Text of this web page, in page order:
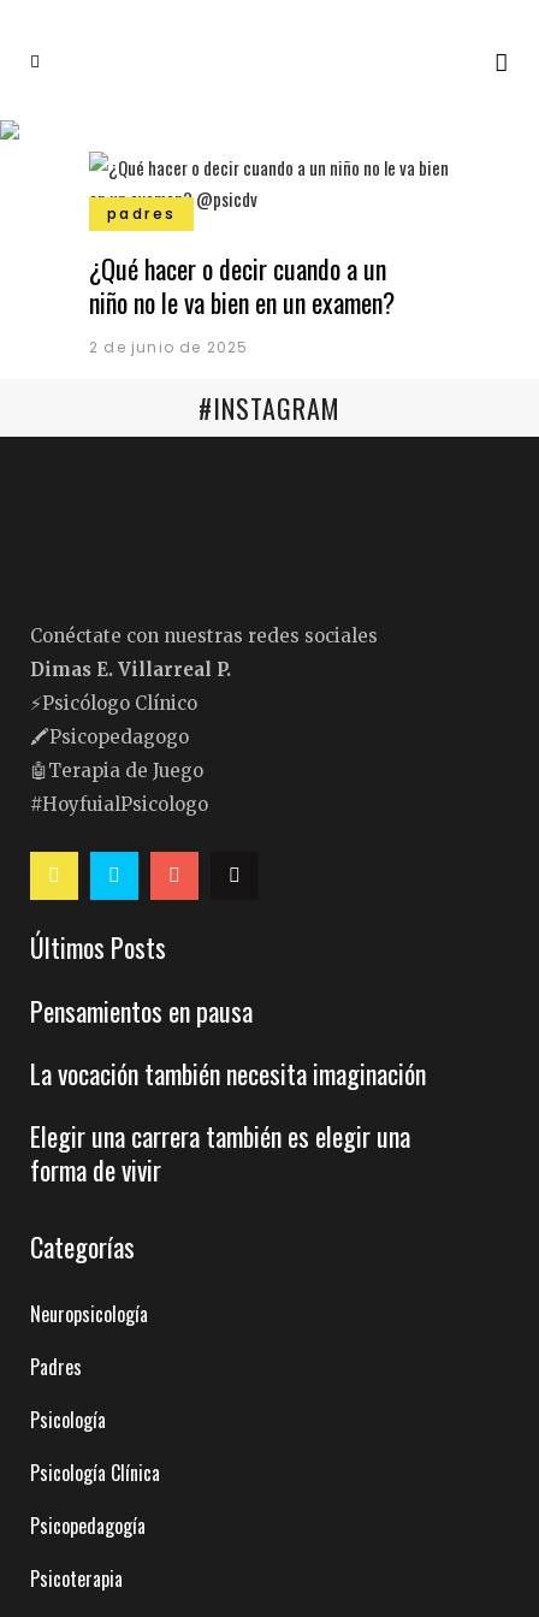
padres
¿Qué hacer o decir cuando a un
niño no le va bien en un examen?
2 de junio de 2025
#INSTAGRAM
Conéctate con nuestras redes sociales
Dimas E. Villarreal P.
⚡️Psicólogo Clínico
🖍Psicopedagogo
🤖Terapia de Juego
#HoyfuialPsicologo
Últimos Posts
Pensamientos en pausa
La vocación también necesita imaginación
Elegir una carrera también es elegir una
forma de vivir
Categorías
Neuropsicología
Padres
Psicología
Psicología Clínica
Psicopedagogía
Psicoterapia